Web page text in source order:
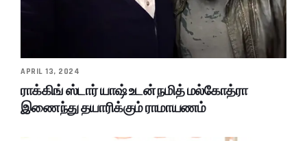
APRIL 13, 2024
ராக்கிங் ஸ்டார் யாஷ் உடன் நமித் மல்கோத்ரா
இணைந்து தயாரிக்கும் ராமாயணம்